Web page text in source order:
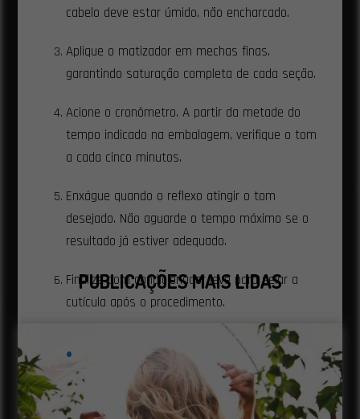
cabelo deve estar úmido, não encharcado.
Aplique o matizador em mechas finas,
garantindo saturação completa de cada seção.
Acione o cronômetro. A partir da metade do
tempo indicado na embalagem, verifique o tom
a cada cinco minutos.
Enxágue quando o reflexo atingir o tom
desejado. Não aguarde o tempo máximo se o
resultado já estiver adequado.
Finalize com condicionador leve para selar a
cutícula após o procedimento.
Frequência e manutenção para
resultados consistentes
A matização não substitui a coloração. Ela é um
PUBLICAÇÕES MAIS LIDAS